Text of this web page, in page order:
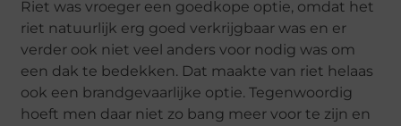
Riet was vroeger een goedkope optie, omdat het
riet natuurlijk erg goed verkrijgbaar was en er
verder ook niet veel anders voor nodig was om
een dak te bedekken. Dat maakte van riet helaas
ook een brandgevaarlijke optie. Tegenwoordig
hoeft men daar niet zo bang meer voor te zijn en